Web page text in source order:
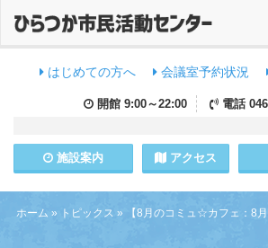
はじめての方へ 会議室予約状況
開館 9:00～22:00 電話
施設案内 アクセス
ホーム » トピックス »
【8月のコミュ☆カフェ：8